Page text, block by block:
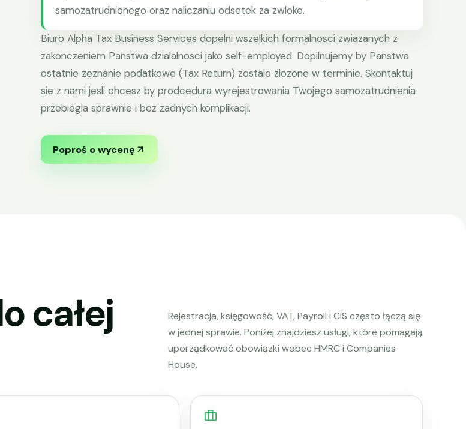
samozatrudnionego oraz naliczaniu odsetek za zwloke.
Biuro Alpha Tax Business Services dopelni wszelkich formalnosci zwiazanych z
zakonczeniem Panstwa dzialalnosci jako self-employed. Dopilnujemy by Panstwa
ostatnie zeznanie podatkowe (Tax Return) zostalo zlozone w terminie. Skontaktuj
sie z nami jesli chcesz by prodcedura wyrejestrowania Twojego samozatrudnienia
przebiegla sprawnie i bez zadnych komplikacji.
Poproś o wycenę
całej
Rejestracja, księgowość, VAT, Payroll i CIS często łączą się
w jednej sprawie. Poniżej znajdziesz usługi, które pomagają
uporządkować obowiązki wobec HMRC i Companies
House.